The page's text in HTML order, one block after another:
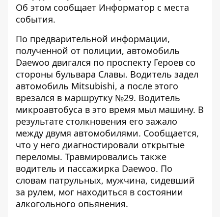
Об этом сообщает Информатор с места
события.
По предварительной информации,
полученной от полиции, автомобиль
Daewoo двигался по проспекту Героев со
стороны бульвара Славы. Водитель задел
автомобиль Mitsubishi, а после этого
врезался в маршрутку №29. Водитель
микроавтобуса в это время мыл машину. В
результате столкновения его зажало
между двумя автомобилями. Сообщается,
что у него диагностировали открытые
переломы. Травмировались также
водитель и пассажирка Daewoo. По
словам патрульных, мужчина, сидевший
за рулем, мог находиться в состоянии
алкогольного опьянения.